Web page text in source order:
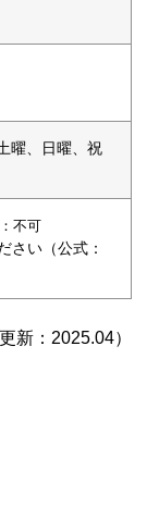
曜、日曜、祝
不可
さい（公式：
更新：2025.04）